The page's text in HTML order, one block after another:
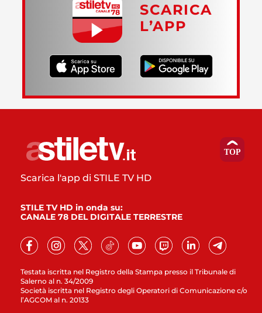
SCARICA
L’APP
Testata iscritta nel Registro della Stampa presso il Tribunale di
Salerno al n. 34/2009
Società iscritta nel Registro degli Operatori di Comunicazione c/o
l’AGCOM al n. 20133
Scarica l'app di STILE TV HD
STILE TV HD in onda su:
CANALE 78 DEL DIGITALE TERRESTRE